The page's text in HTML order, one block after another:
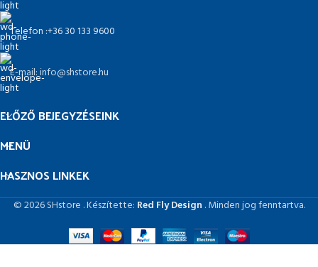
Telefon :+36 30 133 9600
E-mail: info@shstore.hu
ELŐZŐ BEJEGYZÉSEINK
MENÜ
HASZNOS LINKEK
© 2026 SHstore . Készítette: Red Fly Design . Minden jog fenntartva.